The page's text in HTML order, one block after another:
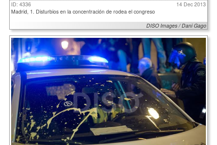
ID: 4336
14 Dec 2013
Madrid, 1. Disturbios en la concentración de rodea el congreso
DISO Images / Dani Gago